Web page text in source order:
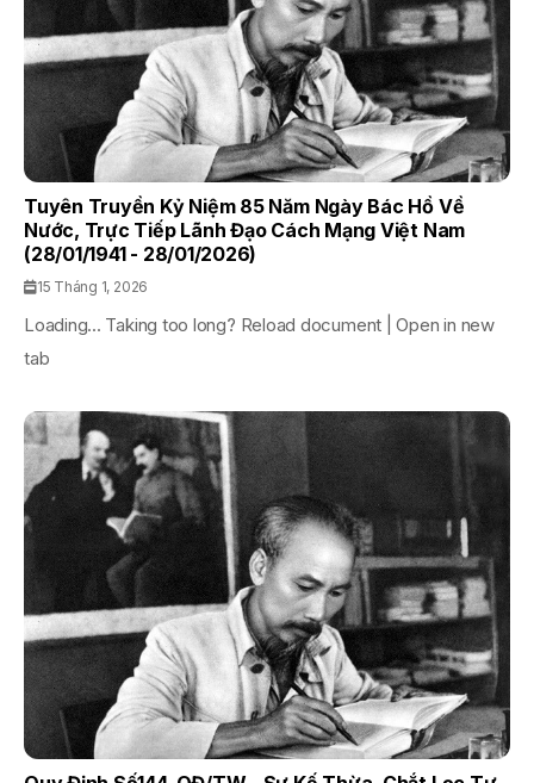
Tuyên Truyền Kỷ Niệm 85 Năm Ngày Bác Hồ Về
Nước, Trực Tiếp Lãnh Đạo Cách Mạng Việt Nam
(28/01/1941 - 28/01/2026)
15 Tháng 1, 2026
Loading... Taking too long? Reload document | Open in new
tab